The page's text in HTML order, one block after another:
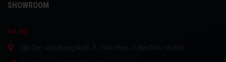
SHOWROOM
HÀ NỘI
466 đường Bưởi, P. Vĩnh Phúc, Q.Ba Đình, Hà Nội